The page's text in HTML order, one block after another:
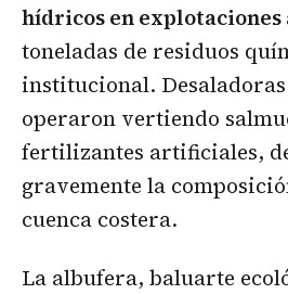
hídricos en
toneladas de residuos
institucional.
operaron vertiendo
fertilizantes artificiales,
gravemente la
cuenca costera.
La albufera, baluarte